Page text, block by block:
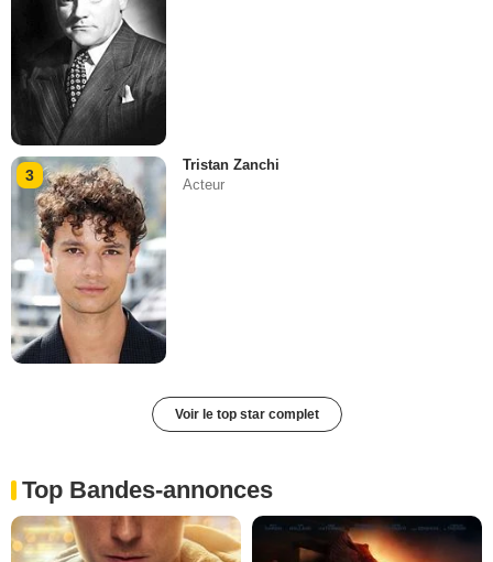
3
Tristan Zanchi
Acteur
Voir le top star complet
Top Bandes-annonces